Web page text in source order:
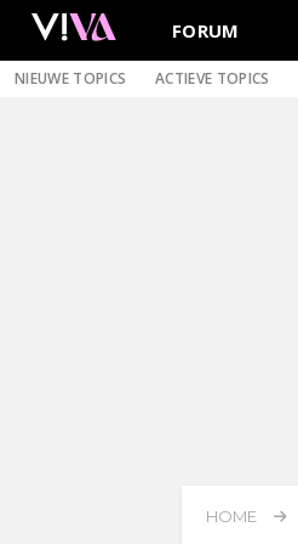
FORUM
NIEUWE TOPICS ACTIEVE TOPICS
HOME